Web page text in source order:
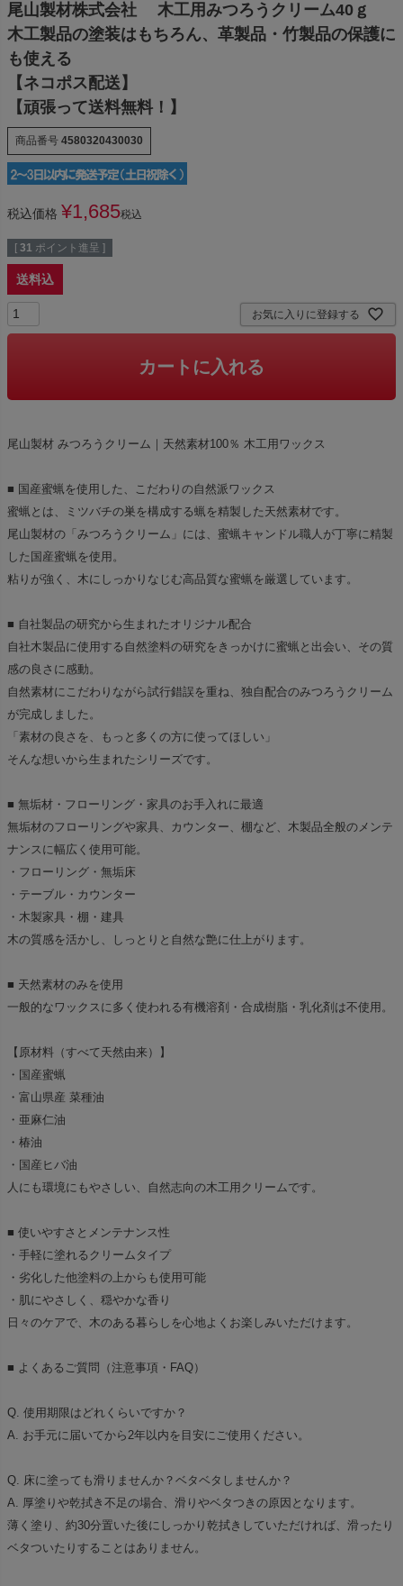
尾山製材株式会社 木工用みつろうクリーム40ｇ
木工製品の塗装はもちろん、革製品・竹製品の保護に
も使える
【ネコポス配送】
【頑張って送料無料！】
商品番号 4580320430030
税込価格 ¥1,685税込
[ 31 ポイント進呈 ]
送料込
お気に入りに登録する
カートに入れる
尾山製材 みつろうクリーム｜天然素材100％ 木工用ワックス
■ 国産蜜蝋を使用した、こだわりの自然派ワックス
蜜蝋とは、ミツバチの巣を構成する蝋を精製した天然素材です。
尾山製材の「みつろうクリーム」には、蜜蝋キャンドル職人が丁寧に精製
した国産蜜蝋を使用。
粘りが強く、木にしっかりなじむ高品質な蜜蝋を厳選しています。
■ 自社製品の研究から生まれたオリジナル配合
自社木製品に使用する自然塗料の研究をきっかけに蜜蝋と出会い、その質
感の良さに感動。
自然素材にこだわりながら試行錯誤を重ね、独自配合のみつろうクリーム
が完成しました。
「素材の良さを、もっと多くの方に使ってほしい」
そんな想いから生まれたシリーズです。
■ 無垢材・フローリング・家具のお手入れに最適
無垢材のフローリングや家具、カウンター、棚など、木製品全般のメンテ
ナンスに幅広く使用可能。
・フローリング・無垢床
・テーブル・カウンター
・木製家具・棚・建具
木の質感を活かし、しっとりと自然な艶に仕上がります。
■ 天然素材のみを使用
一般的なワックスに多く使われる有機溶剤・合成樹脂・乳化剤は不使用。
【原材料（すべて天然由来）】
・国産蜜蝋
・富山県産 菜種油
・亜麻仁油
・椿油
・国産ヒバ油
人にも環境にもやさしい、自然志向の木工用クリームです。
■ 使いやすさとメンテナンス性
・手軽に塗れるクリームタイプ
・劣化した他塗料の上からも使用可能
・肌にやさしく、穏やかな香り
日々のケアで、木のある暮らしを心地よくお楽しみいただけます。
■ よくあるご質問（注意事項・FAQ）
Q. 使用期限はどれくらいですか？
A. お手元に届いてから2年以内を目安にご使用ください。
Q. 床に塗っても滑りませんか？ベタベタしませんか？
A. 厚塗りや乾拭き不足の場合、滑りやベタつきの原因となります。
薄く塗り、約30分置いた後にしっかり乾拭きしていただければ、滑ったり
ベタついたりすることはありません。